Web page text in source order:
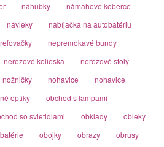
náhubky
námahové koberce
návleky
nabíjačka na autobatériu
nepremokavé bundy
nerezové kolieska
nerezové stoly
nožničky nohavice
nohavice
optiky
obchod s lampami
so svietidlami obklady
obleky
obojky obrazy
obrusy